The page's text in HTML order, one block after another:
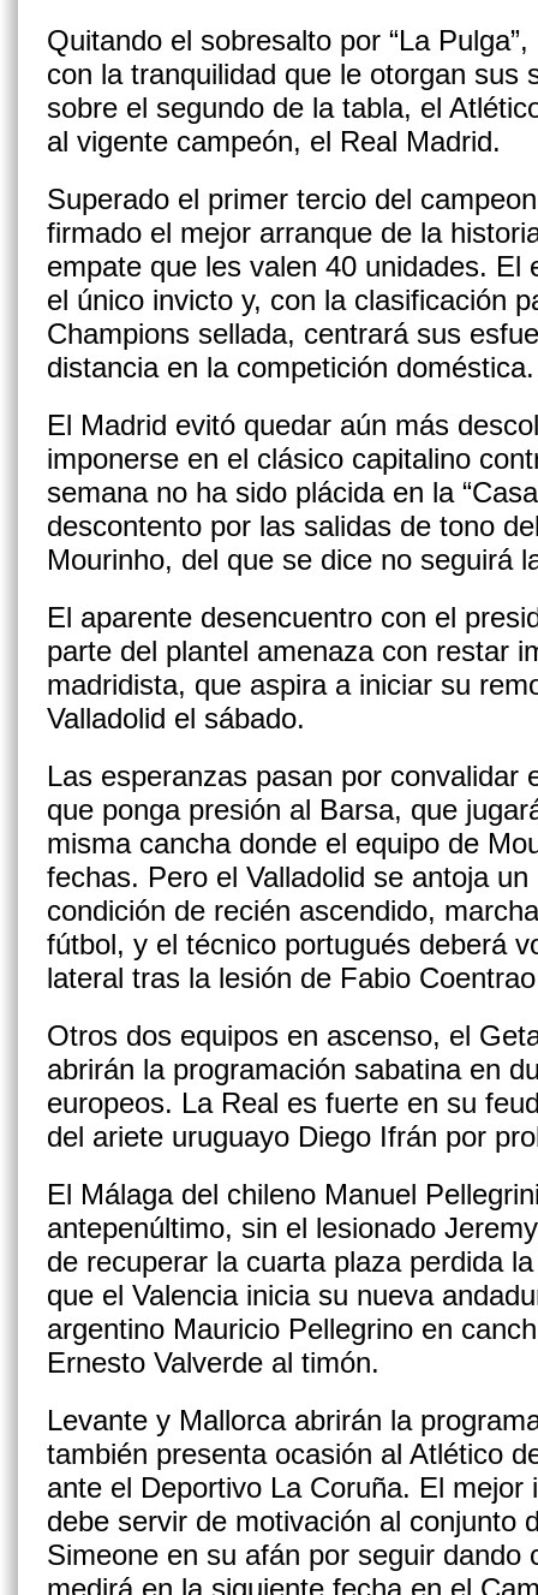
Quitando el sobresalto por “La
con la tranquilidad que le otorgan sus
sobre el segundo de la tabla, el
al vigente campeón, el Real Madrid.
Superado el primer tercio del
firmado el mejor arranque de la
empate que les valen 40 unidades. El
el único invicto y, con la clasificación
Champions sellada, centrará sus
distancia en la competición doméstica.
El Madrid evitó quedar aún más
imponerse en el clásico capitalino
semana no ha sido plácida en la
descontento por las salidas de tono
Mourinho, del que se dice no seguirá
El aparente desencuentro con el
parte del plantel amenaza con restar
madridista, que aspira a iniciar su
Valladolid el sábado.
Las esperanzas pasan por convalidar
que ponga presión al Barsa, que
misma cancha donde el equipo de
fechas. Pero el Valladolid se antoja
condición de recién ascendido,
fútbol, y el técnico portugués deberá
lateral tras la lesión de Fabio
Otros dos equipos en ascenso, el
abrirán la programación sabatina en
europeos. La Real es fuerte en su
del ariete uruguayo Diego Ifrán por
El Málaga del chileno Manuel
antepenúltimo, sin el lesionado
de recuperar la cuarta plaza perdida
que el Valencia inicia su nueva
argentino Mauricio Pellegrino en
Ernesto Valverde al timón.
Levante y Mallorca abrirán la
también presenta ocasión al Atlético
ante el Deportivo La Coruña. El mejor
debe servir de motivación al conjunto
Simeone en su afán por seguir dando
medirá en la siguiente fecha en el